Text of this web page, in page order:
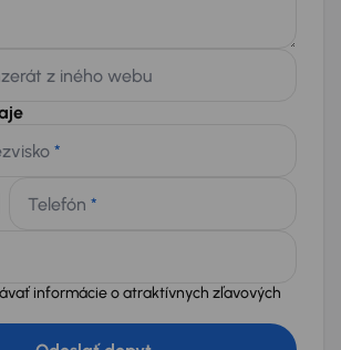
z iného webu
*
Telefón *
informácie o atraktívnych zľavových